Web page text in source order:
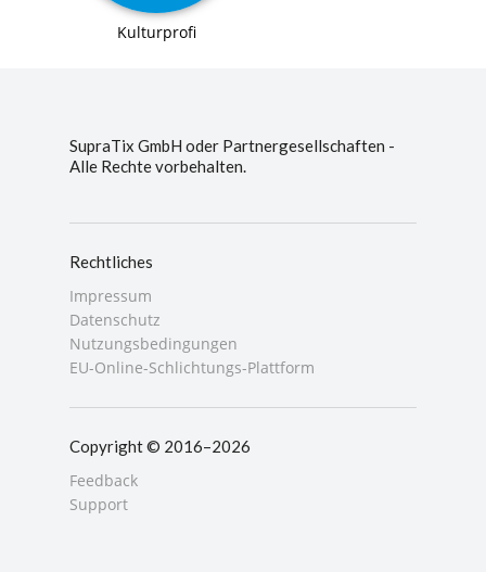
Kulturprofi
SupraTix GmbH oder Partnergesellschaften -
Alle Rechte vorbehalten.
Rechtliches
Impressum
Datenschutz
Nutzungsbedingungen
EU-Online-Schlichtungs-Plattform
Copyright © 2016–2026
Feedback
Support